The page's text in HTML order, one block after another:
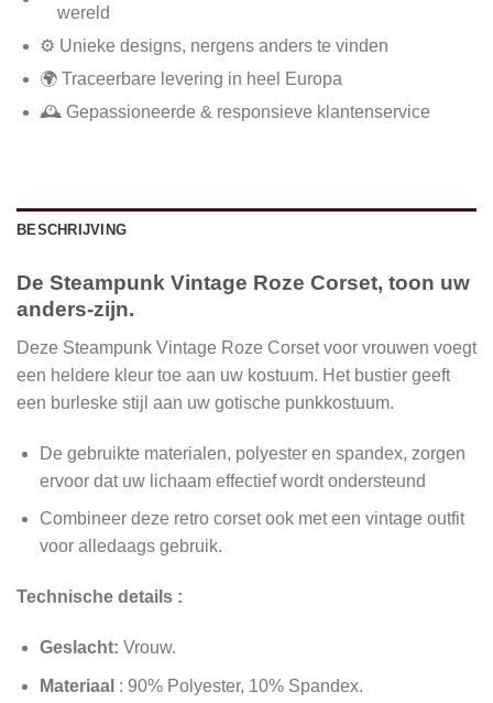
wereld
⚙️ Unieke designs, nergens anders te vinden
🌍 Traceerbare levering in heel Europa
🕰️ Gepassioneerde & responsieve klantenservice
BESCHRIJVING
De Steampunk Vintage Roze Corset, toon uw
anders-zijn.
Deze Steampunk Vintage Roze Corset voor vrouwen voegt
een heldere kleur toe aan uw kostuum. Het bustier geeft
een burleske stijl aan uw gotische punkkostuum.
De gebruikte materialen, polyester en spandex, zorgen
ervoor dat uw lichaam effectief wordt ondersteund
Combineer deze retro corset ook met een vintage outfit
voor alledaags gebruik.
Technische details :
Geslacht: Vrouw.
Materiaal : 90% Polyester, 10% Spandex.